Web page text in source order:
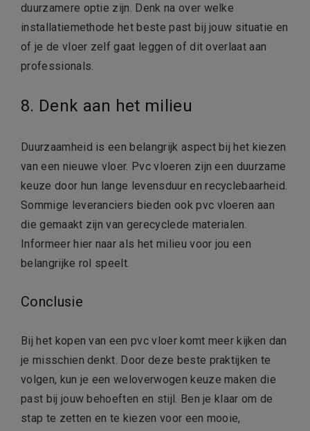
duurzamere optie zijn. Denk na over welke
installatiemethode het beste past bij jouw situatie en
of je de vloer zelf gaat leggen of dit overlaat aan
professionals.
8. Denk aan het milieu
Duurzaamheid is een belangrijk aspect bij het kiezen
van een nieuwe vloer. Pvc vloeren zijn een duurzame
keuze door hun lange levensduur en recyclebaarheid.
Sommige leveranciers bieden ook pvc vloeren aan
die gemaakt zijn van gerecyclede materialen.
Informeer hier naar als het milieu voor jou een
belangrijke rol speelt.
Conclusie
Bij het kopen van een pvc vloer komt meer kijken dan
je misschien denkt. Door deze beste praktijken te
volgen, kun je een weloverwogen keuze maken die
past bij jouw behoeften en stijl. Ben je klaar om de
stap te zetten en te kiezen voor een mooie,